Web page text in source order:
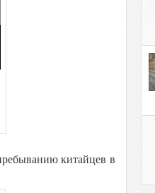
китайцев в